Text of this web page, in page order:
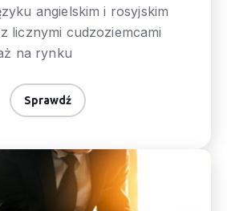
angielskim i rosyjskim
licznymi cudzoziemcami
na rynku
Sprawdź